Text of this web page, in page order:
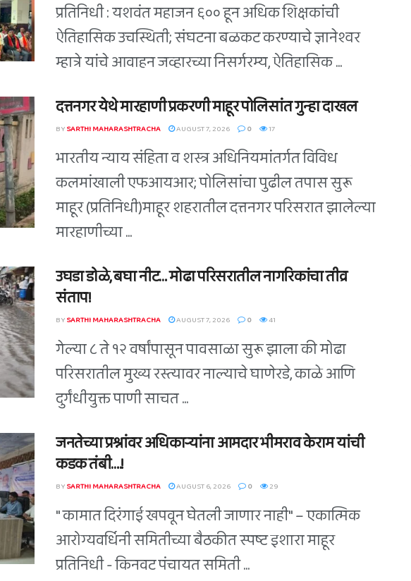
प्रतिनिधी : यशवंत महाजन ६०० हून अधिक शिक्षकांची
ऐतिहासिक उचस्थिती; संघटना बळकट करण्याचे ज्ञानेश्वर
म्हात्रे यांचे आवाहन जव्हारच्या निसर्गरम्य, ऐतिहासिक ...
दत्तनगर येथे मारहाणी प्रकरणी माहूर पोलिसांत गुन्हा दाखल
BYSARTHI MAHARASHTRACHA AUGUST 7, 2026 0 17
भारतीय न्याय संहिता व शस्त्र अधिनियमांतर्गत विविध
कलमांखाली एफआयआर; पोलिसांचा पुढील तपास सुरू
माहूर (प्रतिनिधी)माहूर शहरातील दत्तनगर परिसरात झालेल्या
मारहाणीच्या ...
उघडा डोळे, बघा नीट… मोढा परिसरातील नागरिकांचा तीव्र
संताप!
BYSARTHI MAHARASHTRACHA AUGUST 7, 2026 0 41
गेल्या ८ ते १२ वर्षांपासून पावसाळा सुरू झाला की मोढा
परिसरातील मुख्य रस्त्यावर नाल्याचे घाणेरडे, काळे आणि
दुर्गंधीयुक्त पाणी साचत ...
जनतेच्या प्रश्नांवर अधिकाऱ्यांना आमदार भीमराव केराम यांची
कडक तंबी….!
BYSARTHI MAHARASHTRACHA AUGUST 6, 2026 0 29
" कामात दिरंगाई खपवून घेतली जाणार नाही" – एकात्मिक
आरोग्यवर्धिनी समितीच्या बैठकीत स्पष्ट इशारा माहूर
प्रतिनिधी - किनवट पंचायत समिती ...